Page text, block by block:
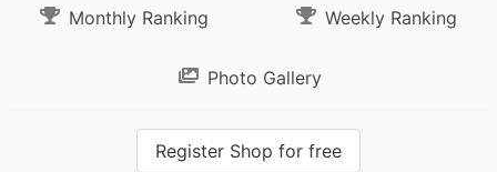
Monthly Ranking Weekly Ranking
Photo Gallery
Register Shop for free